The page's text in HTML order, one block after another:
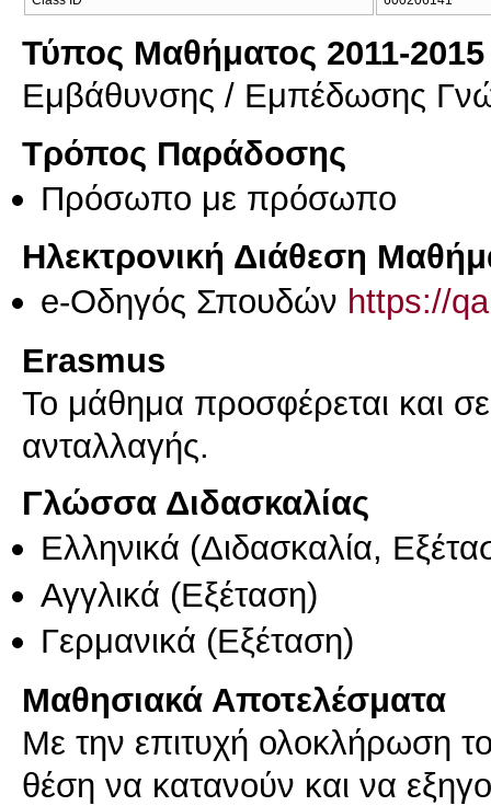
Τύπος Μαθήματος 2011-2015
Εμβάθυνσης / Εμπέδωσης
Τρόπος Παράδοσης
Πρόσωπο με πρόσωπο
Ηλεκτρονική Διάθεση
e-Οδηγός Σπουδών https://
Erasmus
Το μάθημα προσφέρεται και
ανταλλαγής.
Γλώσσα Διδασκαλίας
Ελληνικά (Διδασκαλία,
Αγγλικά (Εξέταση)
Γερμανικά (Εξέταση)
Μαθησιακά Αποτελέσματα
Με την επιτυχή ολοκλήρωση
θέση να κατανούν και να